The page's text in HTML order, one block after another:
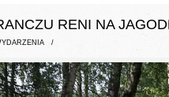
RENI NA
/